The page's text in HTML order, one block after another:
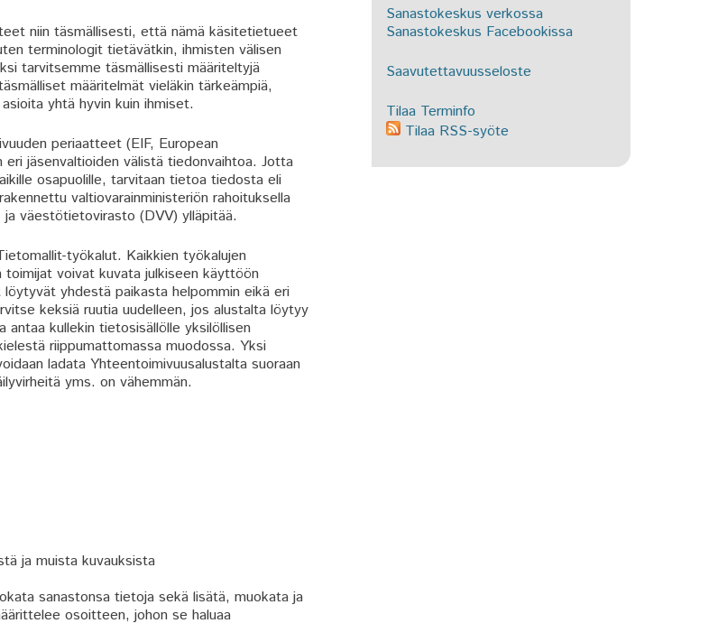
niin täsmällisesti, että nämä käsitetietueet
terminologit tietävätkin, ihmisten välisen
tarvitsemme täsmällisesti määriteltyjä
määritelmät vieläkin tärkeämpiä,
yhtä hyvin kuin ihmiset.
periaatteet (EIF, European
jäsenvaltioiden välistä tiedonvaihtoa. Jotta
osapuolille, tarvitaan tietoa tiedosta eli
valtiovarainministeriön rahoituksella
väestötietovirasto (DVV) ylläpitää.
työkalut. Kaikkien työkalujen
voivat kuvata julkiseen käyttöön
yhdestä paikasta helpommin eikä eri
keksiä ruutia uudelleen, jos alustalta löytyy
antaa kullekin tietosisällölle yksilöllisen
riippumattomassa muodossa. Yksi
ladata Yhteentoimivuusalustalta suoraan
yms. on vähemmän.
ja muista kuvauksista
sanastonsa tietoja sekä lisätä, muokata ja
osoitteen, johon se haluaa
Sanastokeskus verkossa
Sanastokeskus Facebookissa
Saavutettavuusseloste
Tilaa Terminfo
Tilaa RSS-syöte